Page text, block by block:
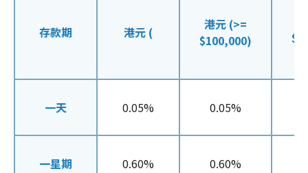
存款期 港元 (
港元 (>=
$100,000)
一天 0.05% 0.05%
一星期 0.60% 0.60%